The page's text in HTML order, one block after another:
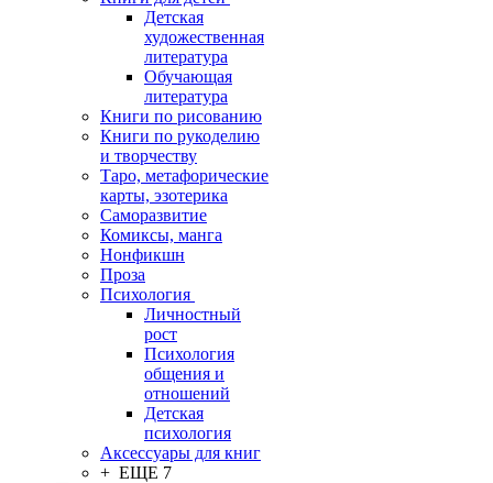
Детская
художественная
литература
Обучающая
литература
Книги по рисованию
Книги по рукоделию
и творчеству
Таро, метафорические
карты, эзотерика
Саморазвитие
Комиксы, манга
Нонфикшн
Проза
Психология
Личностный
рост
Психология
общения и
отношений
Детская
психология
Аксессуары для книг
+ ЕЩЕ 7